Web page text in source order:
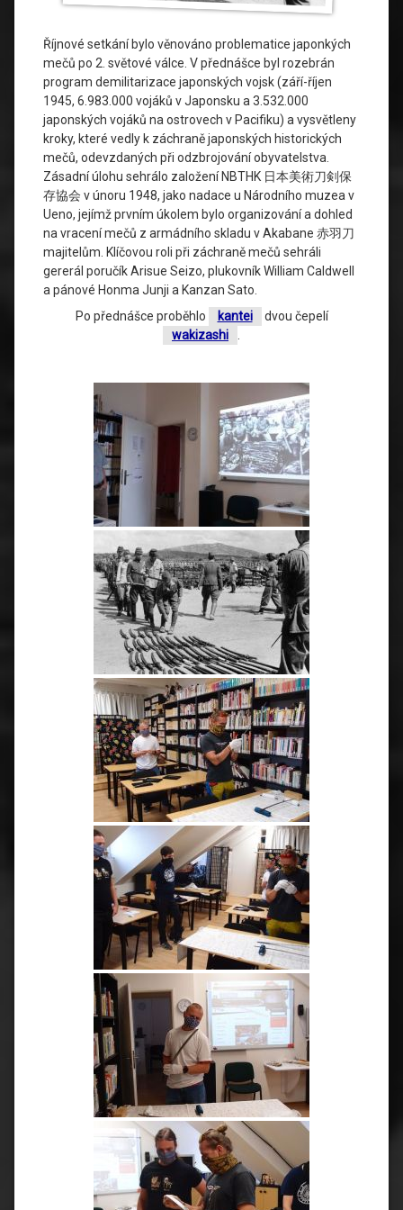
Říjnové setkání bylo věnováno problematice japonkých
mečů po 2. světové válce. V přednášce byl rozebrán
program demilitarizace japonských vojsk (září-říjen
1945, 6.983.000 vojáků v Japonsku a 3.532.000
japonských vojáků na ostrovech v Pacifiku) a vysvětleny
kroky, které vedly k záchraně japonských historických
mečů, odevzdaných při odzbrojování obyvatelstva.
Zásadní úlohu sehrálo založení NBTHK 日本美術刀剣保
存協会 v únoru 1948, jako nadace u Národního muzea v
Ueno, jejímž prvním úkolem bylo organizování a dohled
na vracení mečů z armádního skladu v Akabane 赤羽刀
majitelům. Klíčovou roli při záchraně mečů sehráli
gererál poručík Arisue Seizo, plukovník William Caldwell
a pánové Honma Junji a Kanzan Sato.
Po přednášce proběhlo
kantei
dvou čepelí
wakizashi
.